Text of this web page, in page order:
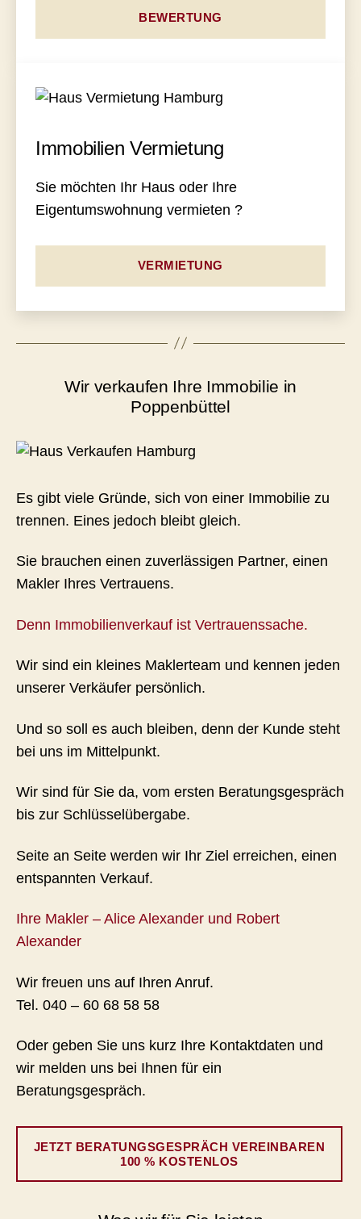
BEWERTUNG
Immobilien Vermietung
Sie möchten Ihr Haus oder Ihre
Eigentumswohnung vermieten ?
VERMIETUNG
Wir verkaufen Ihre Immobilie in
Poppenbüttel
Es gibt viele Gründe, sich von einer Immobilie zu
trennen. Eines jedoch bleibt gleich.
Sie brauchen einen zuverlässigen Partner, einen
Makler Ihres Vertrauens.
Denn Immobilienverkauf ist Vertrauenssache.
Wir sind ein kleines Maklerteam und kennen jeden
unserer Verkäufer persönlich.
Und so soll es auch bleiben, denn der Kunde steht
bei uns im Mittelpunkt.
Wir sind für Sie da, vom ersten Beratungsgespräch
bis zur Schlüsselübergabe.
Seite an Seite werden wir Ihr Ziel erreichen, einen
entspannten Verkauf.
Ihre Makler – Alice Alexander und Robert
Alexander
Wir freuen uns auf Ihren Anruf.
Tel. 040 – 60 68 58 58
Oder geben Sie uns kurz Ihre Kontaktdaten und
wir melden uns bei Ihnen für ein
Beratungsgespräch.
JETZT BERATUNGSGESPRÄCH VEREINBAREN
100 % KOSTENLOS